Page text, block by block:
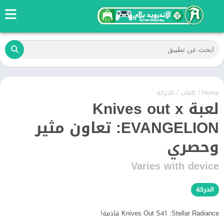
Home
/ العاب / الحركة
لعبة Knives out x
EVANGELION: تعاون مثير
وحصري
Varies with device
الحركة
Knives Out S41 :Stellar Radiance قادمة!